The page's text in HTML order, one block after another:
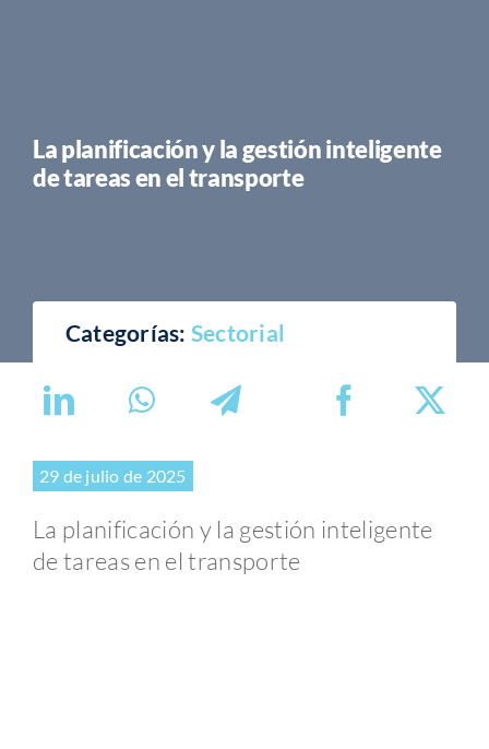
La planificación y la gestión inteligente
de tareas en el transporte
Categorías: Sectorial
29 de julio de 2025
La planificación y la gestión inteligente
de tareas en el transporte